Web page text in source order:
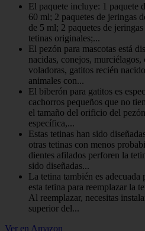
El paquete incluye: 1 paquete
60 ml; 2 paquetes de jeringas
de 5 ml; 2 paquetes de
tetinas originales;...
El pezón para mascotas está
nacidas, conejos,
voladoras, gatitos recién
animales con...
El biberón para gatitos es
cachorros pequeños que no
el tamaño del orificio del
específica,...
Estas tetinas han sido
otras tetinas con menos
dientes afilados perforen la
sido diseñadas...
La tetina también es
esta tetina para reemplazar la
Al reemplazar, necesitas
superior del...
Ver en Amazon